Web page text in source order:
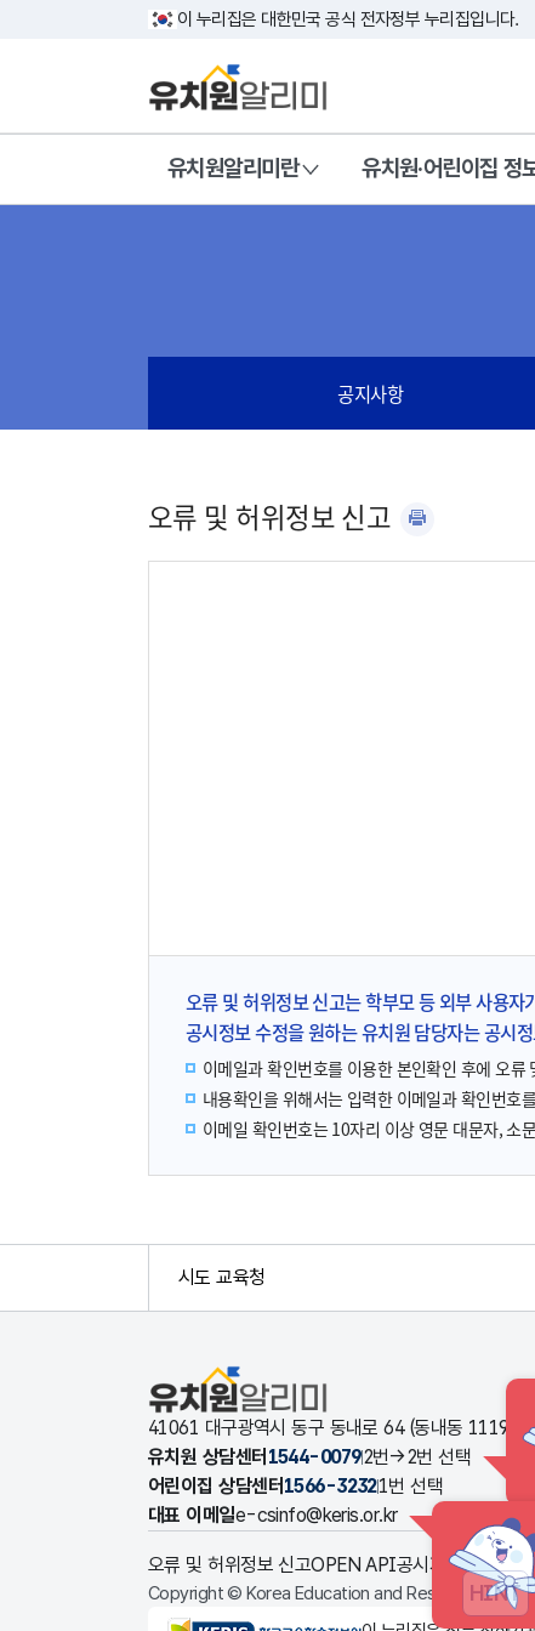
이 누리집은 대한민국 공식 전자정부 누리집입니다.
유치원알리미란 유치원·어린이집 정
공지사항
오류 및 허위정보 신고
오류 및 허위정보 신고는 학부모 등 외부 사용
공시정보 수정을 원하는 유치원 담당자는 공시
이메일과 확인번호를 이용한 본인확인 후에 오
내용확인을 위해서는 입력한 이메일과 확인번호
이메일 확인번호는 10자리 이상 영문 대문자, 소
시도 교육청
유치원알리미
41061 대구광역시 동구 동내로 64 (동내동 1119번
유치원 상담센터 1544-00792번→2번 선택
어린이집 상담센터 1566-32321번 선택
대표 이메일e-csinfo@keris.or.kr
HINT
오류 및 허위정보 신고OPEN API공시자료 다운로드
Copyright © Korea Education and Research